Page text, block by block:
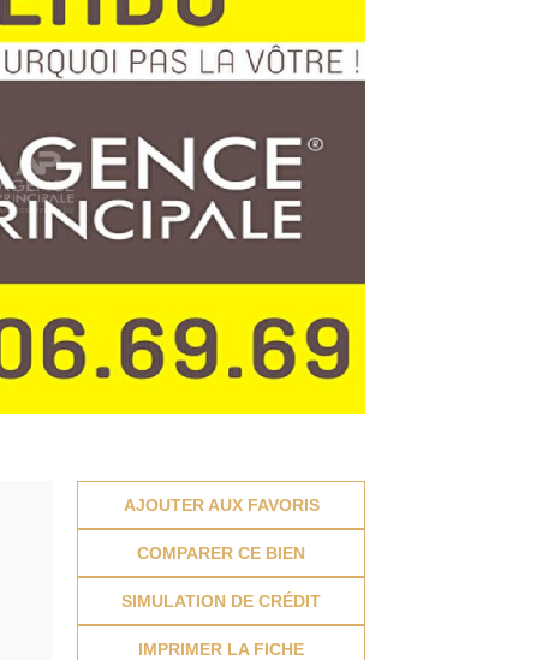
AJOUTER AUX FAVORIS
COMPARER CE BIEN
SIMULATION DE CRÉDIT
IMPRIMER LA FICHE